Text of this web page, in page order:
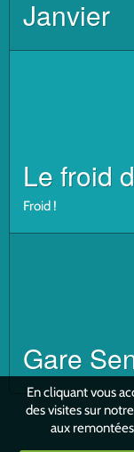
Janvier
Le froid
Froid !
Gare
En cliquant vous
des visites sur
aux